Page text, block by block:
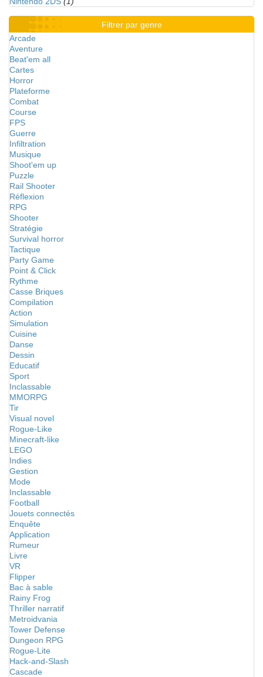
Filtrer par genre
Arcade
Aventure
Beat'em all
Cartes
Horror
Plateforme
Combat
Course
FPS
Guerre
Infiltration
Musique
Shoot'em up
Puzzle
Rail Shooter
Réflexion
RPG
Shooter
Stratégie
Survival horror
Tactique
Party Game
Point & Click
Rythme
Casse Briques
Compilation
Action
Simulation
Cuisine
Danse
Dessin
Educatif
Sport
Inclassable
MMORPG
Tir
Visual novel
Rogue-Like
Minecraft-like
LEGO
Indies
Gestion
Mode
Inclassable
Football
Jouets connectés
Enquête
Application
Rumeur
Livre
VR
Flipper
Bac à sable
Rainy Frog
Thriller narratif
Metroidvania
Tower Defense
Dungeon RPG
Rogue-Lite
Hack-and-Slash
Cascade